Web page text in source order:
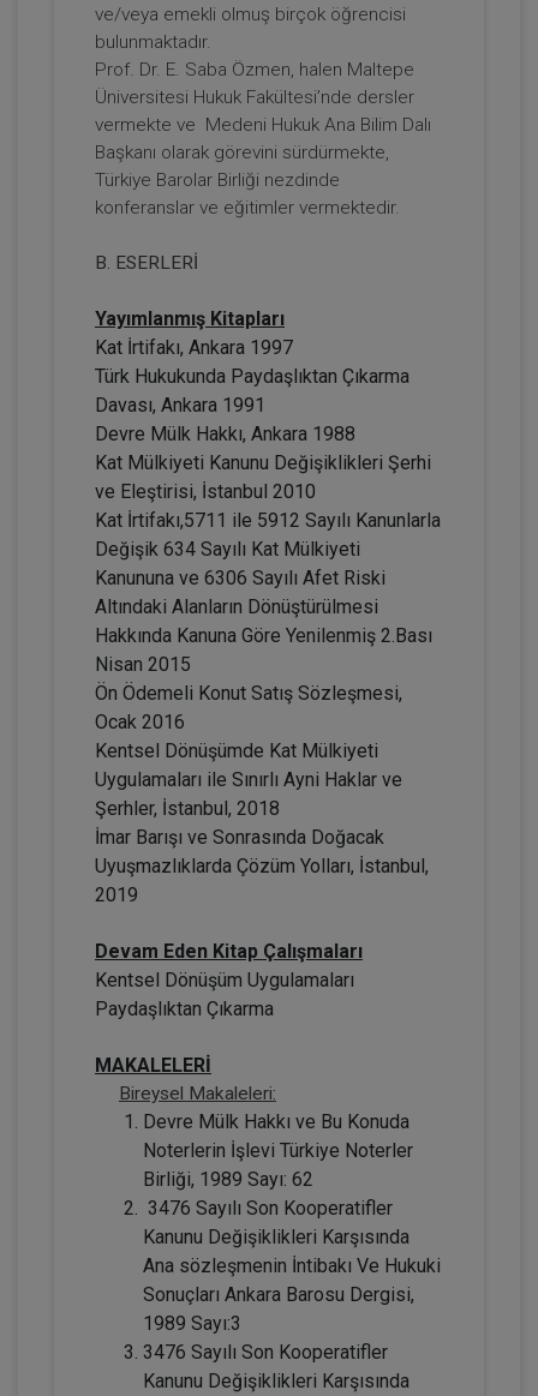
Prof. Dr. Etem Saba ÖZMEN
Sözleşmesi Yapılmasına Bağlı Yanılgılar
Video Eğitimi
300 TL
Hukuk Eğitim
Adi Ortaklıklarda ve Kat Mülkiyeti
Oluşumunda Motorlu Taşıt Aracı Edinimi
Video Eğitimi
300 TL
Resmî Şekle Bağlı Sözleşmelerden
Doğan Alacak Hakkının Devri
Konusunda Yanılgılar Video Eğitimi
ARMAĞANIMIZDIR
Sepete Ekle
Prof. Dr. Etem Saba ÖZMEN
ve/veya emekli olmuş birçok öğrencisi
bulunmaktadır.
Prof. Dr. E. Saba Özmen, halen Maltepe
Üniversitesi Hukuk Fakültesi’nde dersler
vermekte ve Medeni Hukuk Ana Bilim Dalı
Başkanı olarak görevini sürdürmekte,
Türkiye Barolar Birliği nezdinde
konferanslar ve eğitimler vermektedir.
B. ESERLERİ
Yayımlanmış Kitapları
Kat İrtifakı, Ankara 1997
Türk Hukukunda Paydaşlıktan Çıkarma
Davası, Ankara 1991
Devre Mülk Hakkı, Ankara 1988
Kat Mülkiyeti Kanunu Değişiklikleri Şerhi
ve Eleştirisi, İstanbul 2010
Kat İrtifakı,5711 ile 5912 Sayılı Kanunlarla
Değişik 634 Sayılı Kat Mülkiyeti
Kanununa ve 6306 Sayılı Afet Riski
Altındaki Alanların Dönüştürülmesi
Hakkında Kanuna Göre Yenilenmiş 2.Bası
Nisan 2015
Ön Ödemeli Konut Satış Sözleşmesi,
Ocak 2016
Kentsel Dönüşümde Kat Mülkiyeti
Uygulamaları ile Sınırlı Ayni Haklar ve
Şerhler, İstanbul, 2018
İmar Barışı ve Sonrasında Doğacak
Uyuşmazlıklarda Çözüm Yolları, İstanbul,
2019
Devam Eden Kitap Çalışmaları
Kentsel Dönüşüm Uygulamaları
Paydaşlıktan Çıkarma
MAKALELERİ
Bireysel Makaleleri:
Devre Mülk Hakkı ve Bu Konuda
Noterlerin İşlevi Türkiye Noterler
Birliği, 1989 Sayı: 62
3476 Sayılı Son Kooperatifler
Kanunu Değişiklikleri Karşısında
Ana sözleşmenin İntibakı Ve Hukuki
Sonuçları Ankara Barosu Dergisi,
1989 Sayı:3
3476 Sayılı Son Kooperatifler
Kanunu Değişiklikleri Karşısında